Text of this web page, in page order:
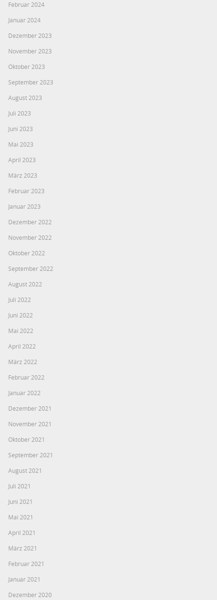
Februar 2024
Januar 2024
Dezember 2023
November 2023
Oktober 2023
September 2023
August 2023
Juli 2023
Juni 2023
Mai 2023
April 2023
März 2023
Februar 2023
Januar 2023
Dezember 2022
November 2022
Oktober 2022
September 2022
August 2022
Juli 2022
Juni 2022
Mai 2022
April 2022
März 2022
Februar 2022
Januar 2022
Dezember 2021
November 2021
Oktober 2021
September 2021
August 2021
Juli 2021
Juni 2021
Mai 2021
April 2021
März 2021
Februar 2021
Januar 2021
Dezember 2020